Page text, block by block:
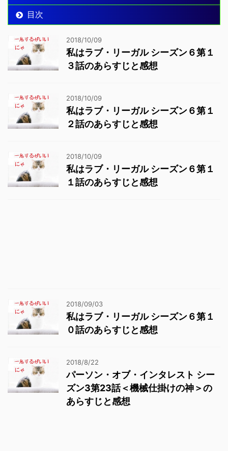
目次
2018/10/09
私はラブ・リーガル シーズン６第１
３話のあらすじと感想
2018/10/09
私はラブ・リーガル シーズン６第１
２話のあらすじと感想
2018/10/09
私はラブ・リーガル シーズン６第１
１話のあらすじと感想
2018/09/03
私はラブ・リーガル シーズン６第１
０話のあらすじと感想
2018/8/22
パーソン・オブ・インタレスト シー
ズン3第23話＜機械仕掛けの神＞の
あらすじと感想